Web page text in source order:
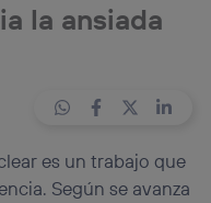
la ansiada
es un trabajo que
Según se avanza